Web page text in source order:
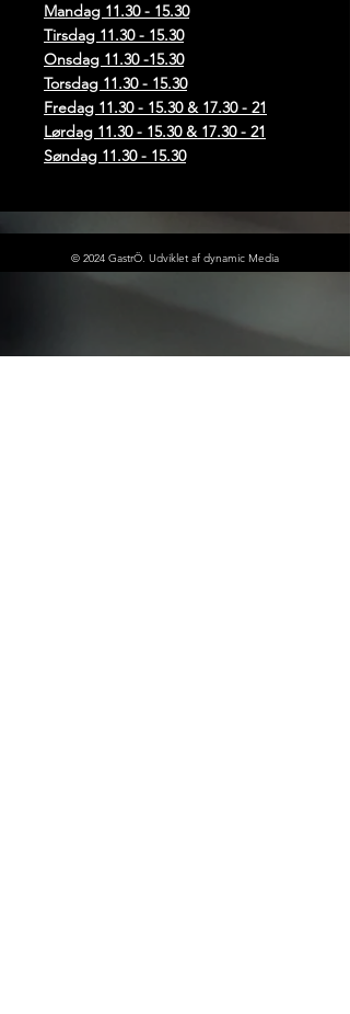
Mandag 11.30 - 15.30
Tirsdag 11.30 - 15.30
Onsdag 11.30 -15.30
Torsdag 11.30 - 15.30
Fredag 11.30 - 15.30& 17.30 - 21
Lørdag 11.30 - 15.30& 17.30 - 21
Søndag 11.30 - 15.30
© 2024 GastrÖ. Udviklet af dynamic Media